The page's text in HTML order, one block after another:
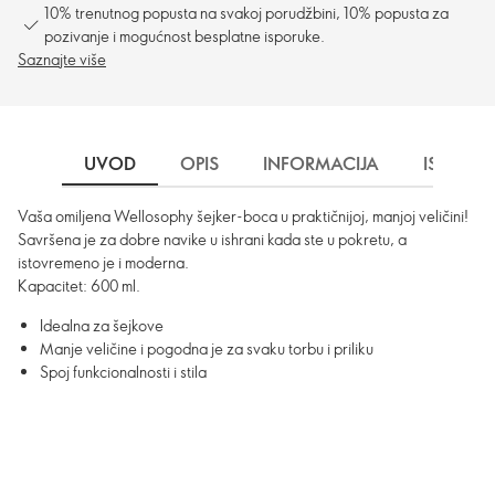
10% trenutnog popusta na svakoj porudžbini, 10% popusta za
pozivanje i mogućnost besplatne isporuke.
Saznajte više
UVOD OPIS INFORMACIJA
Vaša omiljena Wellosophy šejker-boca u praktičnijoj, manjoj veličini!
Savršena je za dobre navike u ishrani kada ste u pokretu, a
istovremeno je i moderna.
Kapacitet: 600 ml.
Idealna za šejkove
Manje veličine i pogodna je za svaku torbu i priliku
Spoj funkcionalnosti i stila